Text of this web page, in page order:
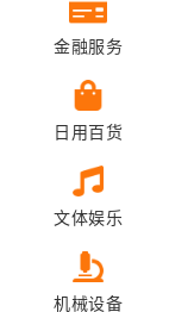
金融服务
日用百货
文体娱乐
机械设备